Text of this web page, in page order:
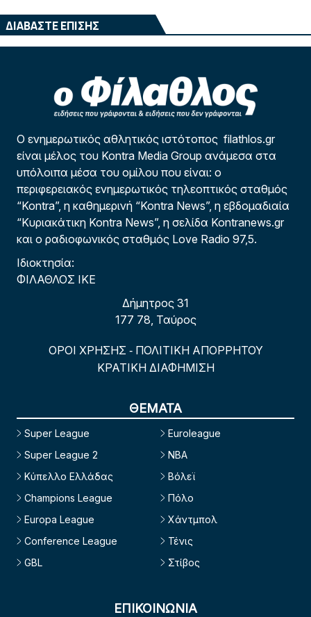
ΔΙΑΒΑΣΤΕ ΕΠΙΣΗΣ
Ο ενημερωτικός αθλητικός ιστότοπος filathlos.gr
είναι μέλος του Kontra Media Group ανάμεσα στα
υπόλοιπα μέσα του ομίλου που είναι: ο
περιφερειακός ενημερωτικός τηλεοπτικός σταθμός
“Kontra”, η καθημερινή “Kontra News”, η εβδομαδιαία
“Κυριακάτικη Kontra News”, η σελίδα Kontranews.gr
και ο ραδιοφωνικός σταθμός Love Radio 97,5.
Ιδιοκτησία:
ΦΙΛΑΘΛΟΣ ΙΚΕ
Δήμητρος 31
177 78, Ταύρος
ΟΡΟΙ ΧΡΗΣΗΣ - ΠΟΛΙΤΙΚΗ ΑΠΟΡΡΗΤΟΥ
ΚΡΑΤΙΚΗ ΔΙΑΦΗΜΙΣΗ
ΘΕΜΑΤΑ
Super League
Super League 2
Κύπελλο Ελλάδας
Champions League
Europa League
Conference League
GBL
Euroleague
NBA
Βόλεϊ
Πόλο
Χάντμπολ
Τένις
Στίβος
ΕΠΙΚΟΙΝΩΝΙΑ